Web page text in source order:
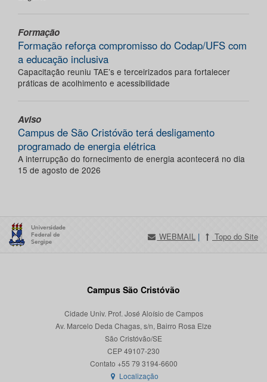
Formação
Formação reforça compromisso do Codap/UFS com
a educação inclusiva
Capacitação reuniu TAE’s e terceirizados para fortalecer
práticas de acolhimento e acessibilidade
Aviso
Campus de São Cristóvão terá desligamento
programado de energia elétrica
A interrupção do fornecimento de energia acontecerá no dia
15 de agosto de 2026
WEBMAIL | Topo do Site
Campus São Cristóvão
Cidade Univ. Prof. José Aloísio de Campos
Av. Marcelo Deda Chagas, s/n, Bairro Rosa Elze
São Cristóvão/SE
CEP 49107-230
Localização